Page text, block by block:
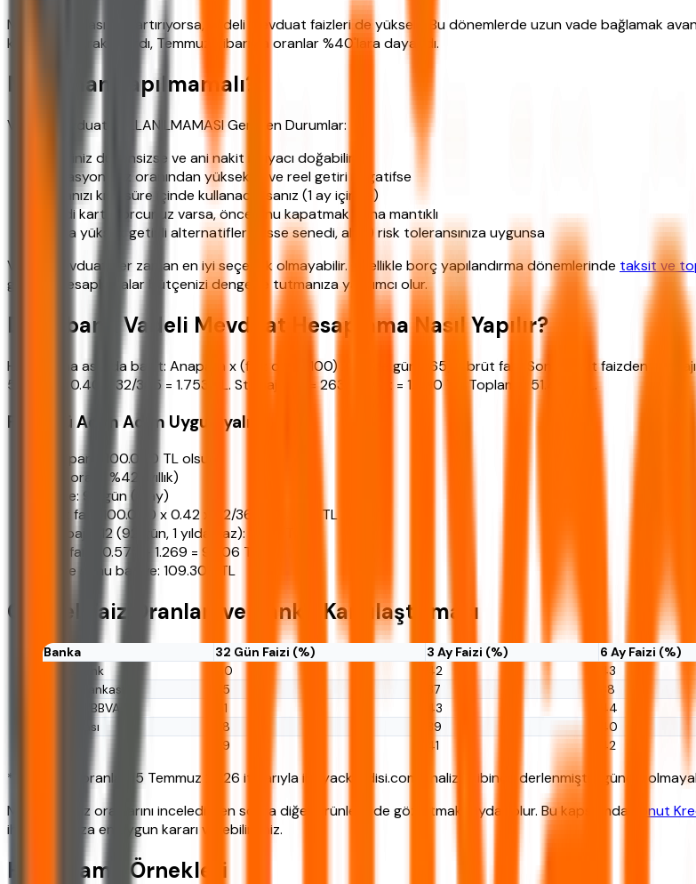
Merkez Bankası faiz artırıyorsa, vadeli mevduat faizleri de yükselir. Bu dönemlerde uzun vade bağlamak
kademeli olarak artırdı, Temmuz itibarıyla oranlar %40'lara dayandı.
Ne Zaman Yapılmamalı?
Vadeli Mevduat KULLANILMAMASI Gereken Durumlar:
Geliriniz düzensizse ve ani nakit ihtiyacı doğabilirse
Enflasyon faiz oranından yüksekse ve reel getiri negatifse
Paranızı kısa süre içinde kullanacaksanız (1 ay içinde)
Kredi kartı borcunuz varsa, önce onu kapatmak daha mantıklı
Daha yüksek getirili alternatifler (hisse senedi, altın) risk toleransınıza uygunsa
Vadeli mevduat her zaman en iyi seçenek olmayabilir. Özellikle borç yapılandırma dönemlerinde taksit ve
gelir. Bu hesaplamalar bütçenizi dengede tutmanıza yardımcı olur.
Denizbank Vadeli Mevduat Hesaplama Nasıl Yapılır?
Hesaplama aslında basit: Anapara x (faiz oranı/100) x (vade gün/365) = brüt faiz. Sonra brüt faizden
50.000 x 0.40 x 32/365 = 1.753 TL. Stopaj %15 = 263 TL, net = 1.490 TL. Toplam = 51.490 TL.
Formülü Adım Adım Uygulayalım
Anapara: 100.000 TL olsun
Faiz oranı: %42 (yıllık)
Vade: 92 gün (3 ay)
Brüt faiz: 100.000 x 0.42 x 92/365 = 10.575 TL
Stopaj %12 (92 gün, 1 yıldan az): 1.269 TL
Net faiz: 10.575 - 1.269 = 9.306 TL
Vade sonu bakiye: 109.306 TL
Güncel Faiz Oranları ve Banka Karşılaştırması
Banka 32 Gün Faizi (%) 3 Ay Faizi (%) 6 Ay Faizi (%)
Denizbank
40 42 43
Ziraat Bankası
35 37 38
Garanti BBVA
41 43 44
İş Bankası
38 39 40
39 41 42
*Tablodaki oranlar 15 Temmuz 2026 itibarıyla ihtiyackredisi.com analiz ekibince derlenmiştir, güncel
Mevduat faiz oranlarını inceledikten sonra diğer ürünlere de göz atmak faydalı olur. Bu kapsamda
Konut
ihtiyaçlarınıza en uygun kararı verebilirsiniz.
Hesaplama Örnekleri